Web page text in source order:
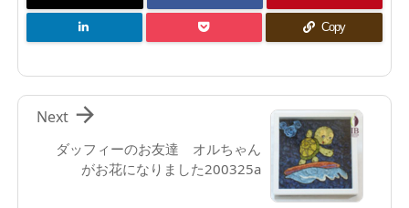
Copy
ダッフィーのお友達 オルちゃん
がお花になりました200325a

Next